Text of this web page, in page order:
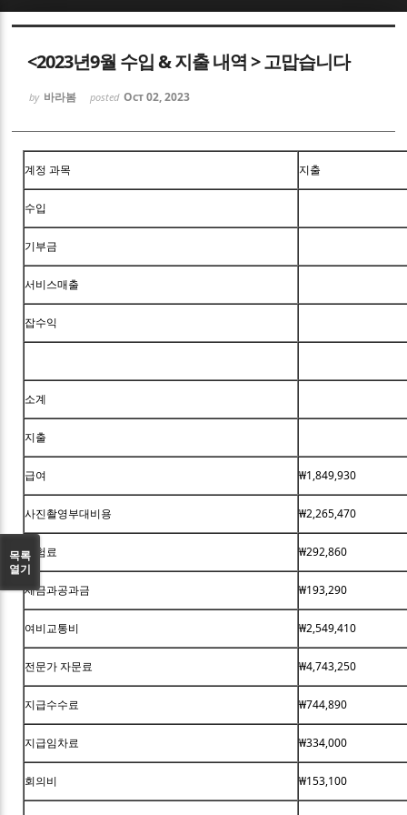
<2023년9월 수입 & 지출 내역 > 고맙습니다
by 바라봄 posted Oct 02, 2023
계정 과목 지출
수입
기부금
서비스매출
잡수익
소계
지출
급여 ₩1,849,930
사진촬영부대비용 ₩2,265,470
보험료 ₩292,860
세금과공과금 ₩193,290
여비교통비 ₩2,549,410
전문가 자문료 ₩4,743,250
지급수수료 ₩744,890
지급임차료 ₩334,000
회의비 ₩153,100
목록
열기
Sketchbook5, 스케치북5
Sketchbook5, 스케치북5